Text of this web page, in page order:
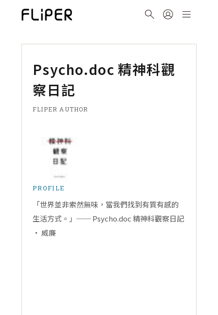
Psycho.doc 精神科觀
察日記
FLIPER AUTHOR
PROFILE
「世界並非索然無味，當我們找到有質有感的
生活方式。」── Psycho.doc 精神科觀察日記
‧ 威廉